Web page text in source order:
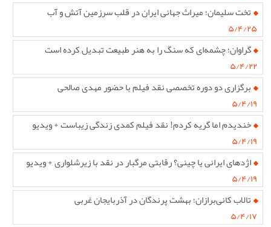
تخت سلیمان؛ میراث جهانی ایران در قلب سرزمین آتش و آب
۵/۴/۲۵
گراوان؛ چشمه‌ای که سنگ را به هنر طبیعت تبدیل کرده است
۵/۴/۲۲
برگزاری دو دوره تخصصی نقد فیلم با حضور مهدی صالحی
۵/۴/۱۹
خندیدم اما گریه کردم! نقد فیلم کمدی زندگی زیباست + ویدیو
۵/۴/۱۹
اژدهای ایرانی یا چینی؟ رقابتی مرگبار در نقد با زیرشلواری + ویدیو
۵/۴/۱۹
تالاب کانی‌برازان؛ بهشت پرندگان در آذربایجان غربی
۵/۴/۱۷